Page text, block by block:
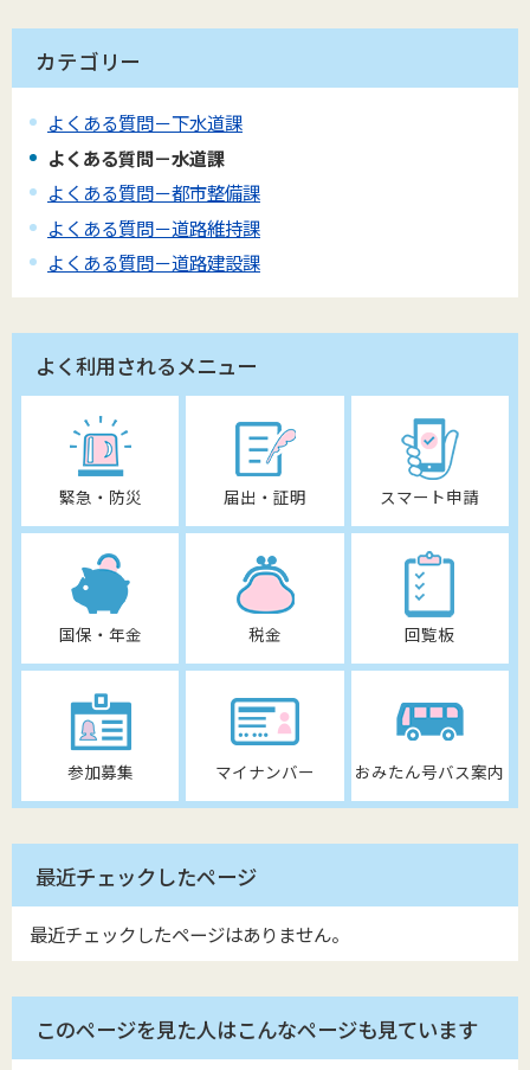
カテゴリー
よくある質問－下水道課
よくある質問－水道課
よくある質問－都市整備課
よくある質問－道路維持課
よくある質問－道路建設課
よく利用されるメニュー
緊急・防災 届出・証明 スマート申請
国保・年金 税金 回覧板
参加募集 マイナンバー おみたん号バス案内
最近チェックしたページ
最近チェックしたページはありません。
このページを見た人はこんなページも見ています